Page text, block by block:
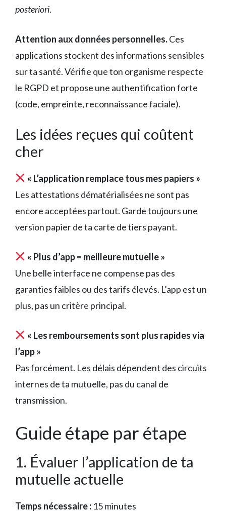
posteriori.
Attention aux données personnelles.Ces
applications stockent des informations sensibles
sur ta santé. Vérifie que ton organisme respecte
le RGPD et propose une authentification forte
(code, empreinte, reconnaissance faciale).
Les idées reçues qui coûtent
cher
« L’application remplace tous mes papiers »
Les attestations dématérialisées ne sont pas
encore acceptées partout. Garde toujours une
version papier de ta carte de tiers payant.
« Plus d’app = meilleure mutuelle »
Une belle interface ne compense pas des
garanties faibles ou des tarifs élevés. L’app est un
plus, pas un critère principal.
« Les remboursements sont plus rapides via
l’app »
Pas forcément. Les délais dépendent des circuits
internes de ta mutuelle, pas du canal de
transmission.
Guide étape par étape
1. Évaluer l’application de ta
mutuelle actuelle
Temps nécessaire : 15 minutes